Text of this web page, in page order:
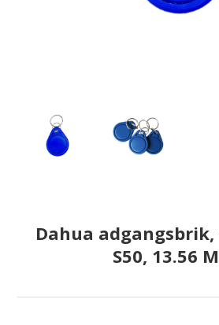
Dahua
S50, 13.56